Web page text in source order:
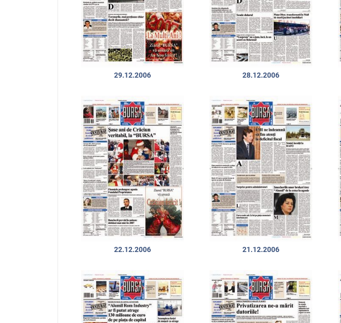
29.12.2006 28.12.2006
22.12.2006 21.12.2006